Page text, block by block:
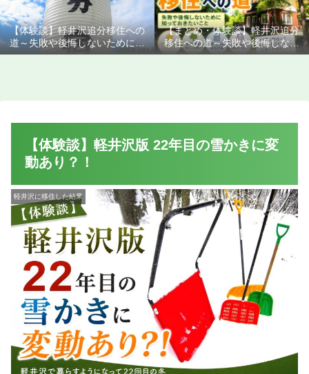
【体験談】軽井沢追分移住への
道～失敗や後悔しないために知
っておきたいこと
【まとめ・体験談】軽井沢追分
移住への道～失敗や後悔しない
ために知っておきたいこと
【体験談】軽井沢版 22年目の雪かきに変
動あり？！
軽井沢に移住した結果